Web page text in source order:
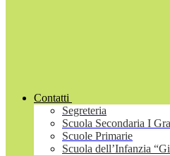
Contatti
Segreteria
Scuola Secondaria I
Scuole Primarie
Scuola dell’Infanzia